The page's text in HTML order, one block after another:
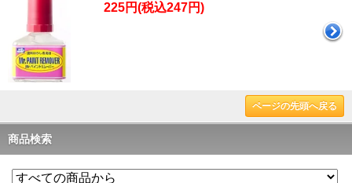
225円(税込247円)
ページの先頭へ戻る
商品検索